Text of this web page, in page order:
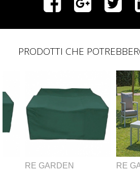
PRODOTTI CHE
RE GARDEN RE